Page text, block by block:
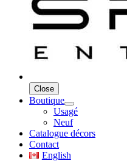
Close
Boutique
Usagé
Neuf
Catalogue décors
Contact
English